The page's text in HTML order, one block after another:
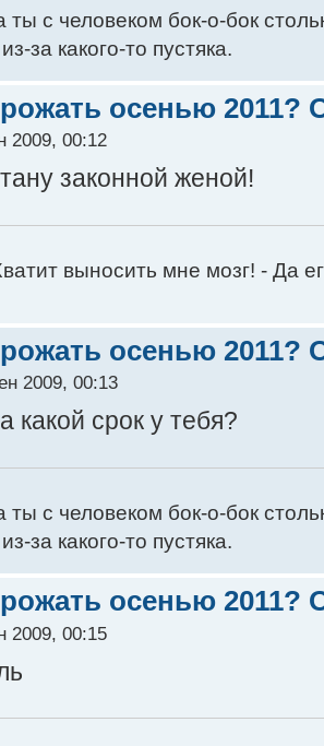
ты с человеком бок-о-бок
за какого-то пустяка.
осенью 2011?
2009, 00:12
законной женой!
выносить мне мозг! - Да
осенью 2011?
2009, 00:13
какой срок у тебя?
ты с человеком бок-о-бок
за какого-то пустяка.
осенью 2011?
2009, 00:15